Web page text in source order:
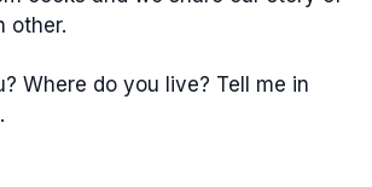
other.
Where do you live? Tell me in